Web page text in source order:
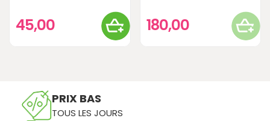
45,00 180,00
PRIX BAS
TOUS LES JOURS